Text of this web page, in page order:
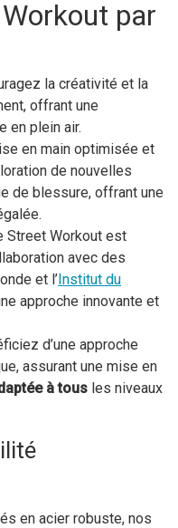
par
la créativité et la
offrant une
en plein air.
en main optimisée et
de nouvelles
de blessure, offrant une
Street Workout est
avec des
et l’Institut du
approche innovante et
d’une approche
assurant une mise en
à tous les niveaux
en acier robuste, nos